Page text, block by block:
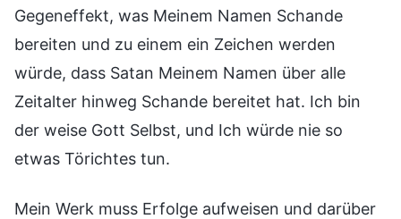
Gegeneffekt, was Meinem Namen Schande
bereiten und zu einem ein Zeichen werden
würde, dass Satan Meinem Namen über alle
Zeitalter hinweg Schande bereitet hat. Ich bin
der weise Gott Selbst, und Ich würde nie so
etwas Törichtes tun.
Mein Werk muss Erfolge aufweisen und darüber